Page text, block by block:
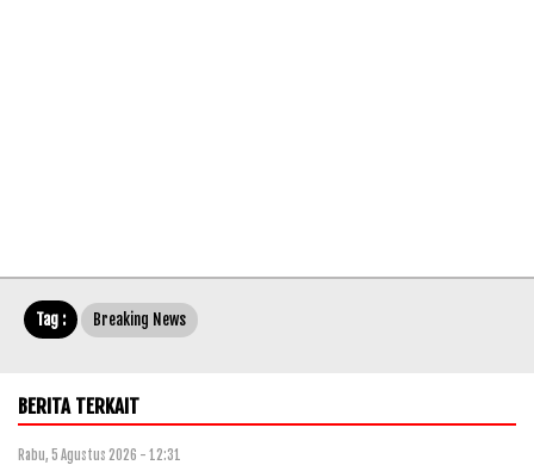
Tag : Breaking News
BERITA TERKAIT
Rabu, 5 Agustus 2026 - 12:31